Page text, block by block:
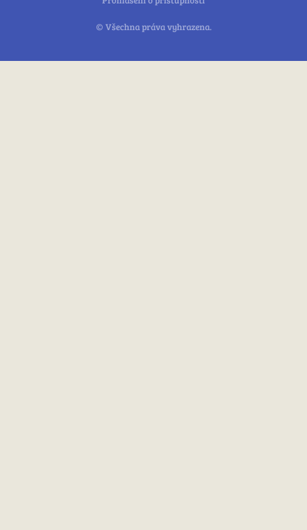
© Všechna práva vyhrazena.